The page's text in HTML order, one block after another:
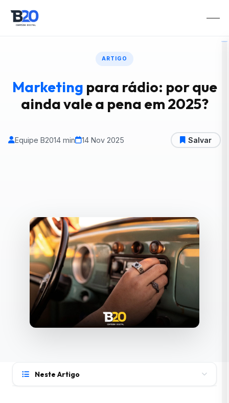
ARTIGO
Marketing para rádio: por que
ainda vale a pena em 2025?
Equipe B2014 min 14 Nov 2025 Salvar
Neste Artigo